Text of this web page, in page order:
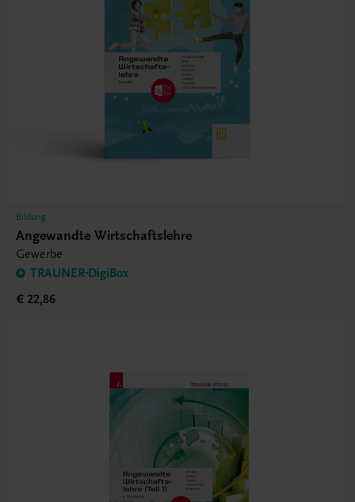
Bildung
Angewandte Wirtschaftslehre
Gewerbe
TRAUNER-DigiBox
€ 22,86